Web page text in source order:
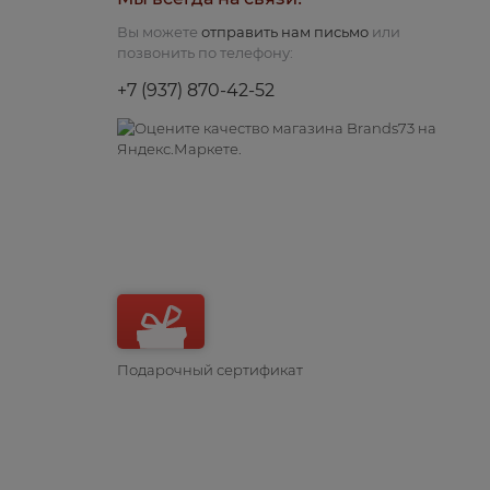
Вы можете отправить нам письмо или
позвонить по телефону:
+7 (937) 870-42-52
Подарочный сертификат